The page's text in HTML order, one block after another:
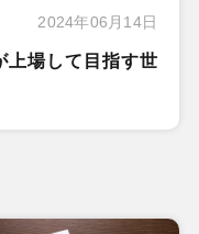
2024年06月14日
上場して目指す世